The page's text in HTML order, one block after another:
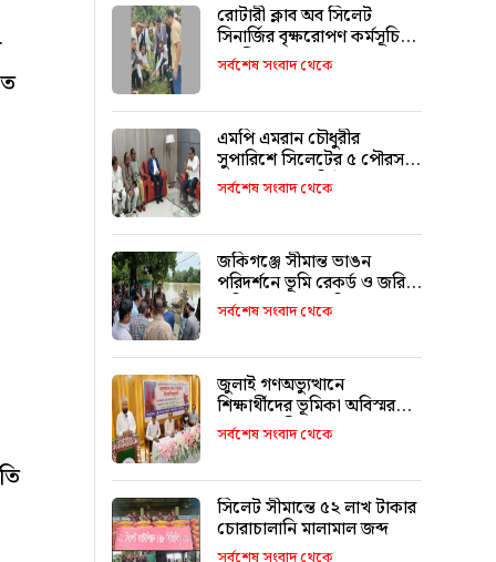
রোটারী ক্লাব অব সিলেট
সিনার্জির বৃক্ষরোপণ কর্মসূচি
অনুষ্ঠিত
সর্বশেষ সংবাদ থেকে
এমপি এমরান চৌধুরীর
সুপারিশে সিলেটের ৫ পৌরসভা
পাচ্ছে ৫ শ কোটি টাকা
সর্বশেষ সংবাদ থেকে
জকিগঞ্জে সীমান্ত ভাঙন
পরিদর্শনে ভূমি রেকর্ড ও জরিপ
অধিদপ্তরের মহাপরিচালক
সর্বশেষ সংবাদ থেকে
জুলাই গণঅভ্যুত্থানে
শিক্ষার্থীদের ভূমিকা অবিস্মরণীয়
: এম এ মালিক
সর্বশেষ সংবাদ থেকে
সিলেট সীমান্তে ৫২ লাখ টাকার
চোরাচালানি মালামাল জব্দ